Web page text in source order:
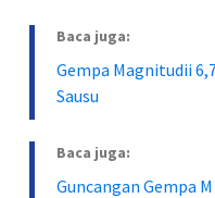
Baca juga:
Gempa Magnitudii
Sausu
Baca juga:
Guncangan Gempa